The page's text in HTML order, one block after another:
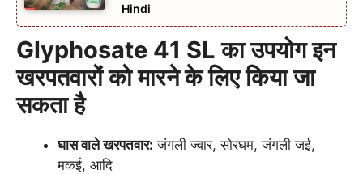
Hindi
Glyphosate 41 SL का उपयोग इन
खरपतवारों को मारने के लिए किया जा
सकता है
घास वाले खरपतवार: जंगली ज्वार, सोरघम, जंगली जई,
मकई, आदि